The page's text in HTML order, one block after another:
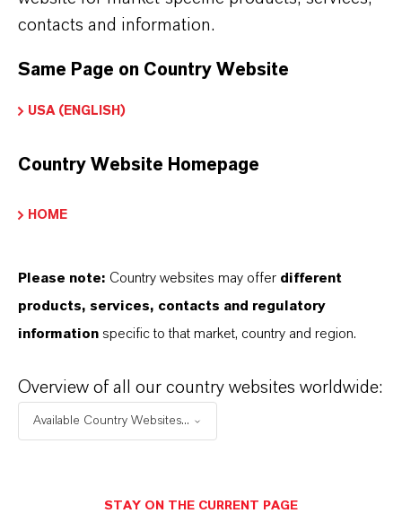
油漆和涂料
纸浆和纸张
能源
生产
钻井和增产
监管服务
contacts and information.
Same Page on Country Website
USA (ENGLISH)
Country Website Homepage
HOME
Please note: Country websites may offer different
products, services, contacts and regulatory
information specific to that market, country and region.
Overview of all our country websites worldwide:
Available Country Websites...
STAY ON THE CURRENT PAGE